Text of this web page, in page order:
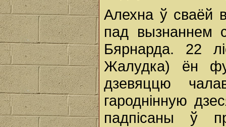
Алехна ў сваёй
пад вызнаннем
Бярнарда. 22
Жалудка) ён
дзевяццю
гароднінную
падпісаны ў